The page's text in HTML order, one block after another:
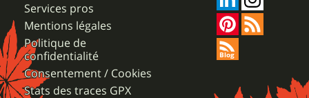
Services pros
Mentions légales
Politique de
confidentialité
Consentement / Cookies
Stats des traces GPX